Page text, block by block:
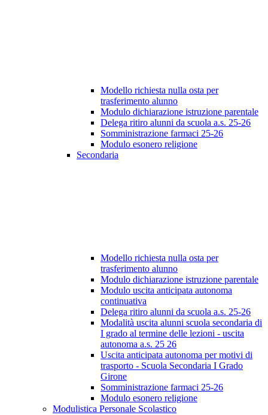
Modello richiesta nulla osta per
trasferimento alunno
Modulo dichiarazione istruzione parentale
Delega ritiro alunni da scuola a.s. 25-26
Somministrazione farmaci 25-26
Modulo esonero religione
Secondaria
Modello richiesta nulla osta per
trasferimento alunno
Modulo dichiarazione istruzione parentale
Modulo uscita anticipata autonoma
continuativa
Delega ritiro alunni da scuola a.s. 25-26
Modalità uscita alunni scuola secondaria di
I grado al termine delle lezioni - uscita
autonoma a.s. 25 26
Uscita anticipata autonoma per motivi di
trasporto - Scuola Secondaria I Grado
Girone
Somministrazione farmaci 25-26
Modulo esonero religione
Modulistica Personale Scolastico